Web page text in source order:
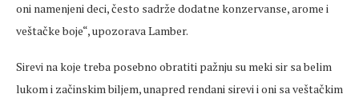
oni namenjeni deci, često sadrže dodatne konzervanse, arome i
veštačke boje“, upozorava Lamber.
Sirevi na koje treba posebno obratiti pažnju su meki sir sa belim
lukom i začinskim biljem, unapred rendani sirevi i oni sa veštačkim